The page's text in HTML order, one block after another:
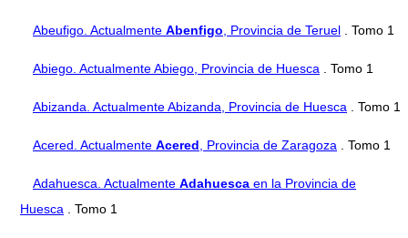
Abeufigo. Actualmente Abenfigo , Provincia de Teruel . Tomo 1
Abiego. Actualmente Abiego, Provincia de Huesca . Tomo 1
Abizanda. Actualmente Abizanda, Provincia de Huesca . Tomo 1
Acered. Actualmente Acered , Provincia de Zaragoza . Tomo 1
Adahuesca. Actualmente Adahuesca en la Provincia de
Huesca . Tomo 1